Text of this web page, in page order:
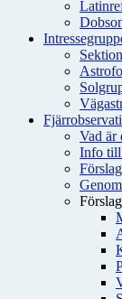
Vad är
Info till